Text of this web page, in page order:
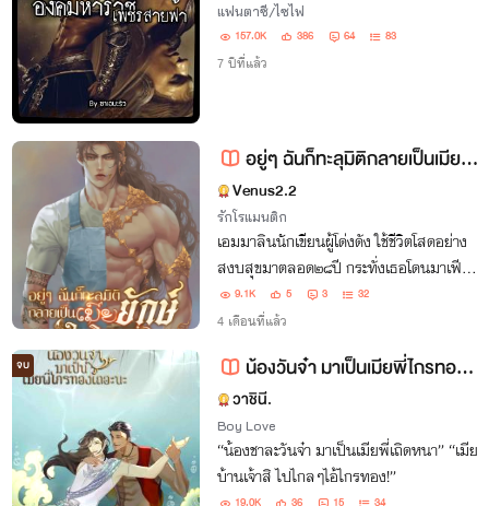
แฟนตาซี/ไซไฟ
157.0K 386 64 83
7 ปีที่แล้ว
อยู่ๆ ฉันก็ทะลุมิติกลายเป็นเมียยักษ์ในนิยาย (อ่านฟรีทุกวัน)
Venus2.2
รักโรแมนติก
เอมมาลินนักเขียนผู้โด่งดัง ใช้ชีวิตโสดอย่าง
สงบสุขมาตลอด๒๘ปี กระทั่งเธอโดนมาเฟีย
หนุ่มรูปหล่อมาจีบ มันคงเป็นความรักที่แสน
โรแมนติกเหมือนในนิยาย ถ้าเกิดไอ้มาเฟีย
9.1K 5 3 32
4 เดือนที่แล้ว
จบ น้องวันจ๋า มาเป็นเมียพี่ไกรทองเถอะนะ(ไกรทอง x ชาละวัน)
วาชินี.
Boy Love
“น้องชาละวันจ๋า มาเป็นเมียพี่เถิดหนา” “เมีย
บ้านเจ้าสิ ไปไกลๆไอ้ไกรทอง!”